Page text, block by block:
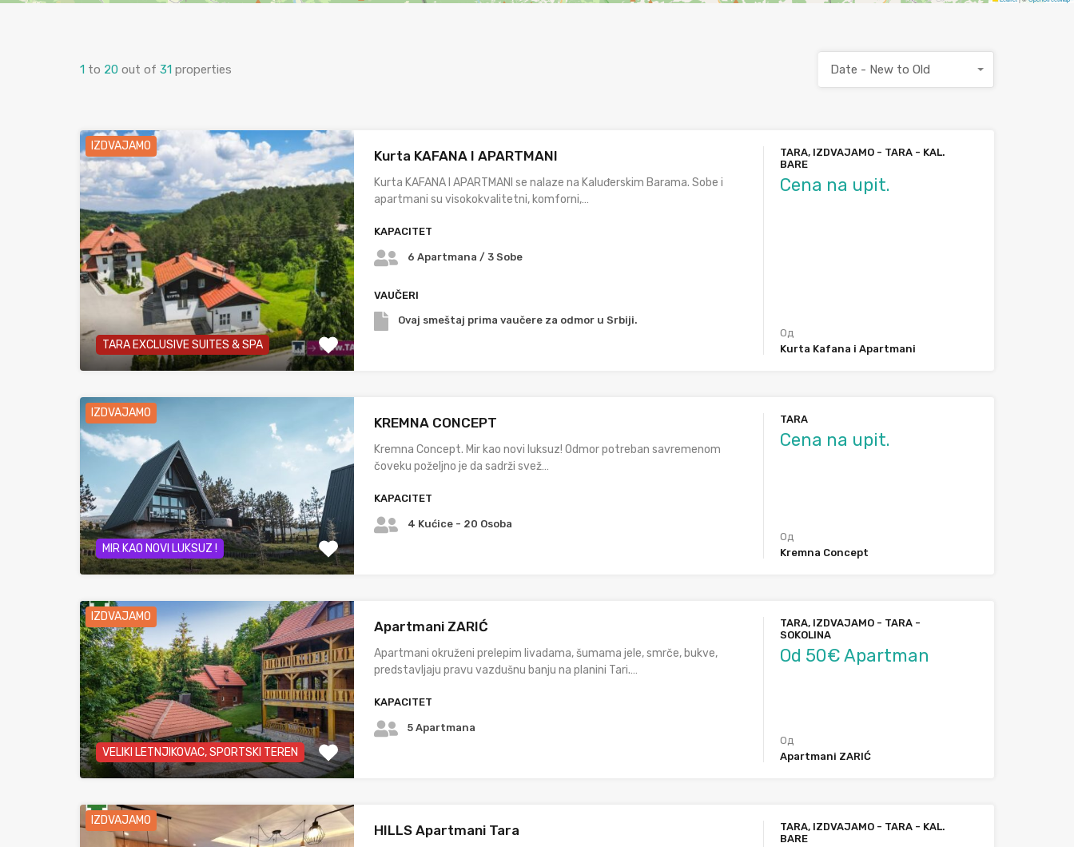
1 to 20 out of 31 properties Date - New to Old
IZDVAJAMO
TARA EXCLUSIVE SUITES & SPA
Kurta KAFANA I APARTMANI
Kurta KAFANA I APARTMANI se nalaze na Kaluđerskim Barama. Sobe i
apartmani su visokokvalitetni, komforni,…
KAPACITET
6 Apartmana / 3 Sobe
VAUČERI
Ovaj smeštaj prima vaučere za odmor u Srbiji.
TARA, IZDVAJAMO - TARA - KAL.
BARE
Cena na upit.
Од
Kurta Kafana i Apartmani
IZDVAJAMO
MIR KAO NOVI LUKSUZ !
KREMNA CONCEPT
Kremna Concept. Mir kao novi luksuz! Odmor potreban savremenom
čoveku poželjno je da sadrži svež…
KAPACITET
4 Kućice - 20 Osoba
TARA
Cena na upit.
Од
Kremna Concept
IZDVAJAMO
VELIKI LETNJIKOVAC, SPORTSKI TEREN
Apartmani ZARIĆ
Apartmani okruženi prelepim livadama, šumama jele, smrče, bukve,
predstavljaju pravu vazdušnu banju na planini Tari.…
KAPACITET
5 Apartmana
TARA, IZDVAJAMO - TARA -
SOKOLINA
Od 50€ Apartman
Од
Apartmani ZARIĆ
IZDVAJAMO
HILLS Apartmani Tara
TARA, IZDVAJAMO - TARA - KAL.
BARE